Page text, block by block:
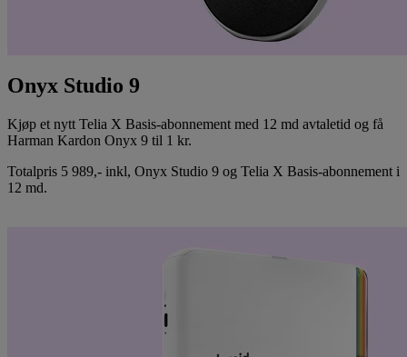
Onyx Studio 9
Kjøp et nytt Telia X Basis-abonnement med 12 md avtaletid og få
Harman Kardon Onyx 9 til 1 kr.
Totalpris 5 989,- inkl, Onyx Studio 9 og Telia X Basis-abonnement i
12 md.